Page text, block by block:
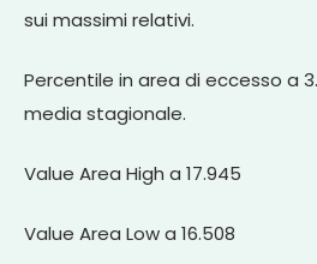
sui massimi relativi.
Percentile in area di eccesso a
media stagionale.
Value Area High a 17.945
Value Area Low a 16.508